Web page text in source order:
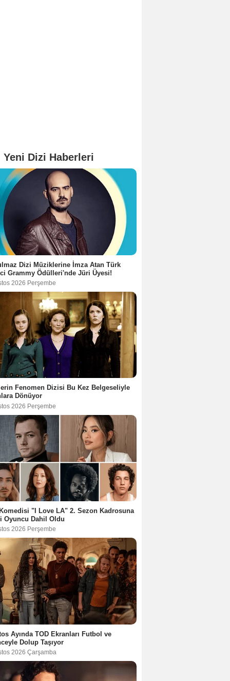
Yeni Dizi Haberleri
Dizi Müziklerine İmza Atan Türk
Grammy Ödülleri'nde Jüri Üyesi!
2026 Perşembe
Fenomen Dizisi Bu Kez Belgeseliyle
Dönüyor
2026 Perşembe
"I Love LA" 2. Sezon Kadrosuna
Oyuncu Dahil Oldu
2026 Perşembe
Ayında TOD Ekranları Futbol ve
Dolup Taşıyor
2026 Çarşamba